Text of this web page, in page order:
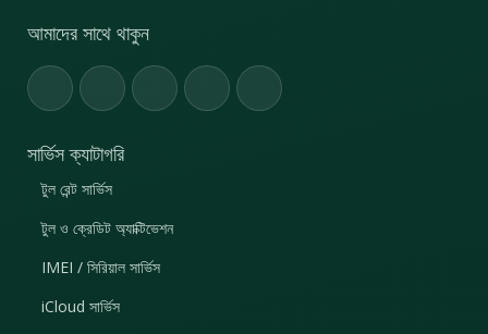
আমাদের সাথে থাকুন
সার্ভিস ক্যাটাগরি
টুল রেন্ট সার্ভিস
টুল ও ক্রেডিট অ্যাক্টিভেশন
IMEI / সিরিয়াল সার্ভিস
iCloud সার্ভিস